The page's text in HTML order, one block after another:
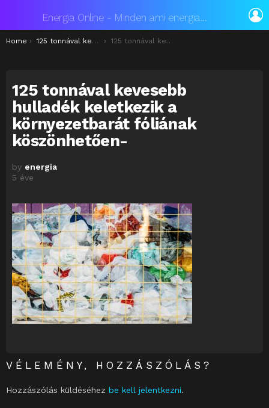
Energia Online - Minden ami energia...
You are here:
Home 125 tonnával kevesebb hulladék keletkezik a környezetbarát fóliának köszönhetően 125 tonnával kevesebb hulladék keletkezik a környezetbarát fóliának köszönhetően-
125 tonnával kevesebb
hulladék keletkezik a
környezetbarát fóliának
köszönhetően-
by energia
5 éve
VÉLEMÉNY, HOZZÁSZÓLÁS?
Hozzászólás küldéséhez be kell jelentkezni.